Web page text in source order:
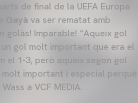
de final de la UEFA Europa
Gayà va ser rematat amb
golàs! Imparable! “Aqueix gol
gol molt important que era el
el 1-3, però aqueix segon gol
molt important i especial perquè
a VCF MEDIA.